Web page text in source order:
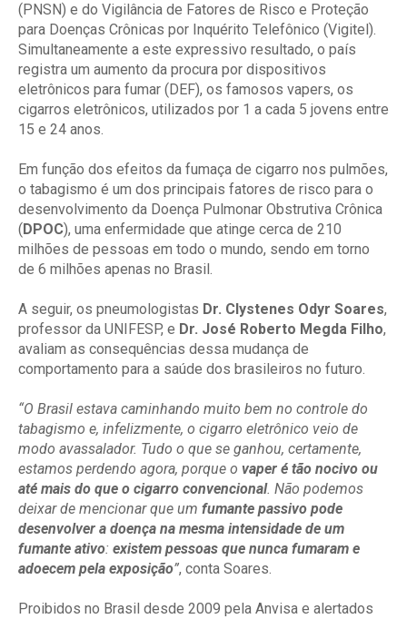
(PNSN) e do Vigilância de Fatores de Risco e Proteção
para Doenças Crônicas por Inquérito Telefônico (Vigitel).
Simultaneamente a este expressivo resultado, o país
registra um aumento da procura por dispositivos
eletrônicos para fumar (DEF), os famosos vapers, os
cigarros eletrônicos, utilizados por 1 a cada 5 jovens entre
15 e 24 anos.
Em função dos efeitos da fumaça de cigarro nos pulmões,
o tabagismo é um dos principais fatores de risco para o
desenvolvimento da Doença Pulmonar Obstrutiva Crônica
(DPOC), uma enfermidade que atinge cerca de 210
milhões de pessoas em todo o mundo, sendo em torno
de 6 milhões apenas no Brasil.
A seguir, os pneumologistas Dr. Clystenes Odyr Soares,
professor da UNIFESP, e Dr. José Roberto Megda Filho,
avaliam as consequências dessa mudança de
comportamento para a saúde dos brasileiros no futuro.
“O Brasil estava caminhando muito bem no controle do
tabagismo e, infelizmente, o cigarro eletrônico veio de
modo avassalador. Tudo o que se ganhou, certamente,
estamos perdendo agora, porque o vaper é tão nocivo ou
até mais do que o cigarro convencional. Não podemos
deixar de mencionar que um fumante passivo pode
desenvolver a doença na mesma intensidade de um
fumante ativo: existem pessoas que nunca fumaram e
adoecem pela exposição”, conta Soares.
Proibidos no Brasil desde 2009 pela Anvisa e alertados